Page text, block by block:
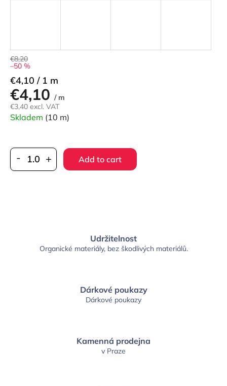
€8,20
–50 %
€4,10 / m
€3,40 excl. VAT
Measure
price:
€4,10 / 1 m
Skladem (10 m)
Add to cart
Udržitelnost
Organické materiály, bez škodlivých materiálů.
Dárkové poukazy
Dárkové poukazy
Kamenná prodejna
v Praze